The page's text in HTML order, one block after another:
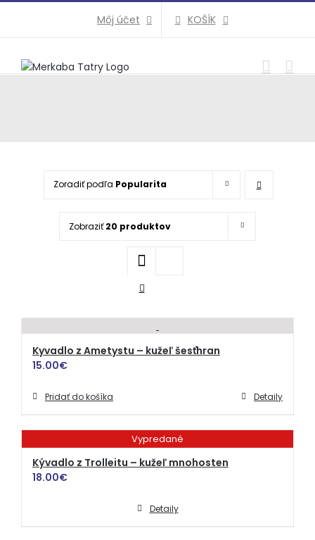
Môj účet KOŠÍK
Zoradiť podľa Popularita
Zobraziť20 produktov
Kyvadlo z Ametystu – kužeľ šesťhran
15.00€
Pridať do košíka Detaily
Vypredané
Kývadlo z Trolleitu – kužeľ mnohosten
18.00€
Detaily